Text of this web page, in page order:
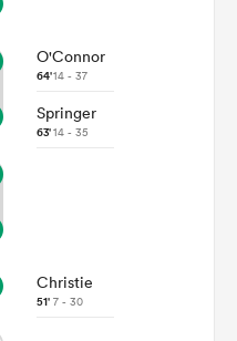
O'Connor
64'14 - 37
Springer
63'14 - 35
Christie
51' 7 - 30